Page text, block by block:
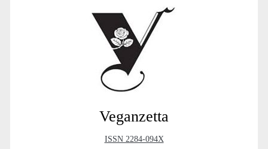
Veganzetta
ISSN 2284-094X